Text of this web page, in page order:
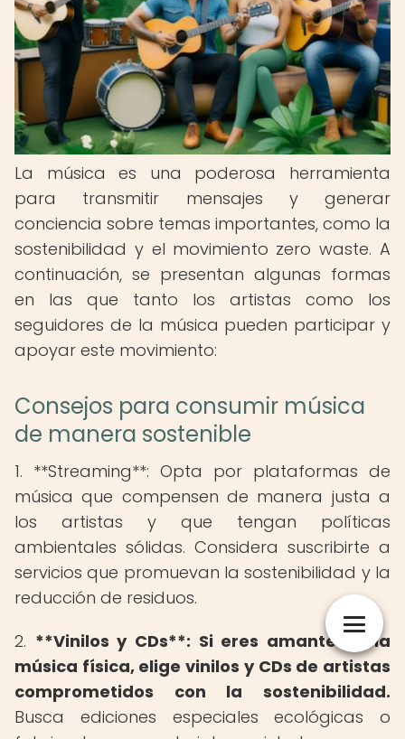
La música es una poderosa herramienta
para transmitir mensajes y generar
conciencia sobre temas importantes, como la
sostenibilidad y el movimiento zero waste. A
continuación, se presentan algunas formas
en las que tanto los artistas como los
seguidores de la música pueden participar y
apoyar este movimiento:
Consejos para consumir música
de manera sostenible
1. **Streaming**: Opta por plataformas de
música que compensen de manera justa a
los artistas y que tengan políticas
ambientales sólidas. Considera suscribirte a
servicios que promuevan la sostenibilidad y la
reducción de residuos.
2. **Vinilos y CDs**: Si eres amante de la
música física, elige vinilos y CDs de artistas
comprometidos con la sostenibilidad.
Busca ediciones especiales ecológicas o